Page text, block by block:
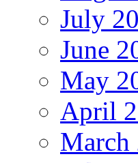
July
June
May
April
March